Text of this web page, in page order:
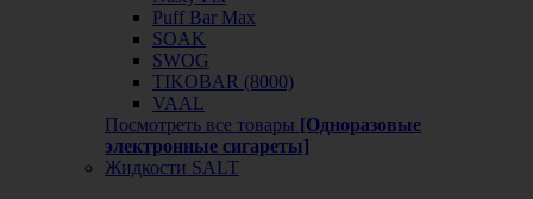
Puff Bar Max
SOAK
SWOG
TIKOBAR (8000)
VAAL
Посмотреть все товары [Одноразовые
электронные сигареты]
Жидкости SALT